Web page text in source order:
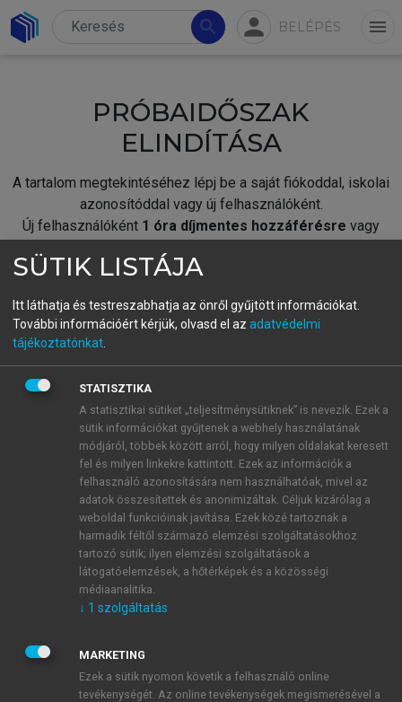
search person BELÉPÉS menu
PRÓBAIDŐSZAK
ELINDÍTÁSA
A tartalom megtekintéséhez lépj be a saját fiókoddal, iskolai
azonosítóddal vagy új felhasználóként.
Új felhasználóként 1 óra díjmentes hozzáférésre vagy
fiókoddal,vagy hozz létre új fiókot.
A regisztráció után apróbaidőszakautomatikusan
BELÉPÉS SAJÁT FIÓKKAL
ÚJ FIÓK LÉTREHOZÁSA
1 óra díjmentes hozzáférés
E-MAIL-CÍM
JELSZÓ
SÜTIK LISTÁJA
Itt láthatja és testreszabhatja az önről gyűjtött információkat.
További információért kérjük, olvasd el az adatvédelmi
tájékoztatónkat
STATISZTIKA
A statisztikai sütiket „teljesítménysütiknek” is nevezik. Ezek a
sütik információkat gyűjtenek a webhely használatának
módjáról, többek között arról, hogy milyen oldalakat keresett
fel és milyen linkekre kattintott. Ezek az információk a
felhasználó azonosítására nem használhatóak, mivel az
adatok összesítettek és anonimizáltak. Céljuk kizárólag a
weboldal funkcióinak javítása. Ezek közé tartoznak a
harmadik féltől származó elemzési szolgáltatásokhoz
tartozó sütik; ilyen elemzési szolgáltatások a
látogatóelemzések, a hőtérképek és a közösségi
médiaanalitika.
↓ 1 szolgáltatás
MARKETING
Ezek a sütik nyomon követik a felhasználó online
tevékenységét. Az online tevékenységek megismerésével a